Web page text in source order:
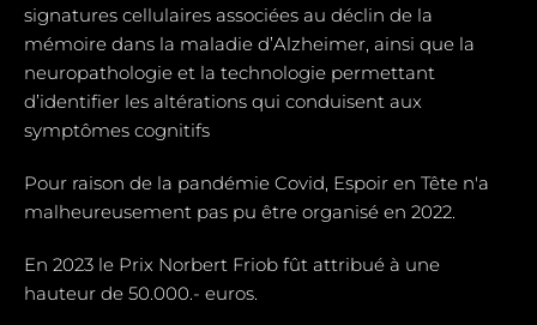
signatures cellulaires associées au déclin de la
mémoire dans la maladie d’Alzheimer, ainsi que la
neuropathologie et la technologie permettant
d’identifier les altérations qui conduisent aux
symptômes cognitifs
Pour raison de la pandémie Covid, Espoir en Tête n'a
malheureusement pas pu être organisé en 2022.
En 2023 le Prix Norbert Friob fût attribué à une
hauteur de 50.000.- euros.